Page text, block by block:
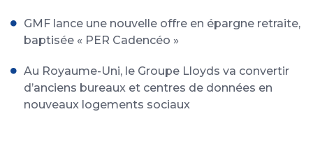
GMF lance une nouvelle offre en épargne retraite,
baptisée « PER Cadencéo »
Au Royaume-Uni, le Groupe Lloyds va convertir
d’anciens bureaux et centres de données en
nouveaux logements sociaux